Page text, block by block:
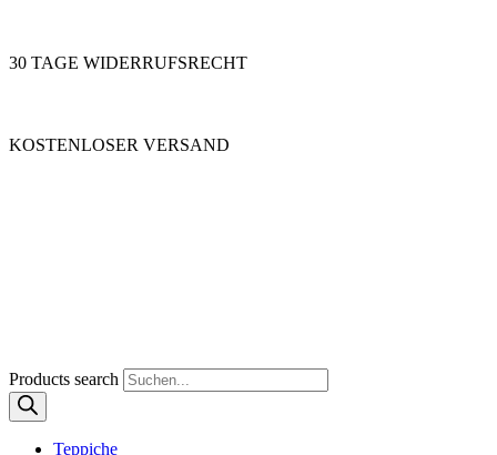
30 TAGE WIDERRUFSRECHT
KOSTENLOSER VERSAND
Products search
Teppiche